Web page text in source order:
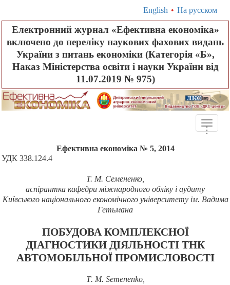
English • На русском
Електронний журнал «Ефективна економіка»
включено до переліку наукових фахових видань
України з питань економіки (Категорія «Б»,
Наказ Міністерства освіти і науки України від
11.07.2019 № 975)
Toggle
...
Ефективна економіка № 5, 2014
УДК 338.124.4
Т. М. Семененко,
аспірантка кафедри міжнародного обліку і аудиту
Київського національного економічного університету ім. Вадима
Гетьмана
ПОБУДОВА КОМПЛЕКСНОЇ
ДІАГНОСТИКИ ДІЯЛЬНОСТІ ТНК
АВТОМОБІЛЬНОЇ ПРОМИСЛОВОСТІ
T. M. Semenenko,